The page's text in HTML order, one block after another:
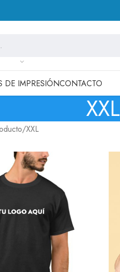
DE IMPRESIÓNCONTACTO
XXL
XXL